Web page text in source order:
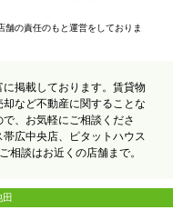
の責任のもと運営をしておりま
掲載しております。賃貸物
など不動産に関することな
、お気軽にご相談くださ
広中央店、ピタットハウス
相談はお近くの店舗まで。
田